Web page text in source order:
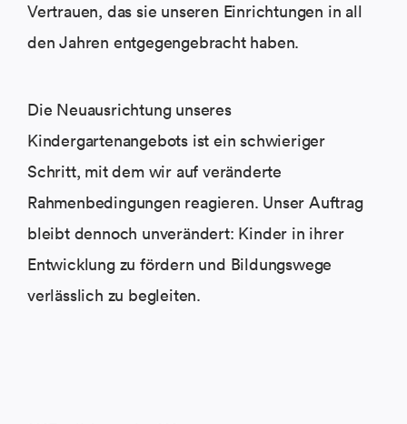
Vertrauen, das sie unseren Einrichtungen in all
den Jahren entgegengebracht haben.
Die Neuausrichtung unseres
Kindergartenangebots ist ein schwieriger
Schritt, mit dem wir auf veränderte
Rahmenbedingungen reagieren. Unser Auftrag
bleibt dennoch unverändert: Kinder in ihrer
Entwicklung zu fördern und Bildungswege
verlässlich zu begleiten.